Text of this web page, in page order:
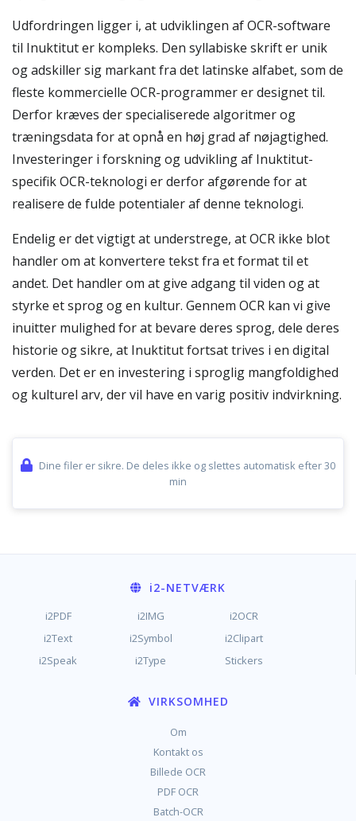
Udfordringen ligger i, at udviklingen af OCR-software
til Inuktitut er kompleks. Den syllabiske skrift er unik
og adskiller sig markant fra det latinske alfabet, som de
fleste kommercielle OCR-programmer er designet til.
Derfor kræves der specialiserede algoritmer og
træningsdata for at opnå en høj grad af nøjagtighed.
Investeringer i forskning og udvikling af Inuktitut-
specifik OCR-teknologi er derfor afgørende for at
realisere de fulde potentialer af denne teknologi.
Endelig er det vigtigt at understrege, at OCR ikke blot
handler om at konvertere tekst fra et format til et
andet. Det handler om at give adgang til viden og at
styrke et sprog og en kultur. Gennem OCR kan vi give
inuitter mulighed for at bevare deres sprog, dele deres
historie og sikre, at Inuktitut fortsat trives i en digital
verden. Det er en investering i sproglig mangfoldighed
og kulturel arv, der vil have en varig positiv indvirkning.
Dine filer er sikre. De deles ikke og slettes automatisk efter 30
min
i2-NETVÆRK
i2PDF i2IMG
i2OCR
i2Text
i2Symbol
i2Clipart
i2Speak
i2Type Stickers
VIRKSOMHED
Om
Kontakt os
Billede OCR
PDF OCR
Batch-OCR